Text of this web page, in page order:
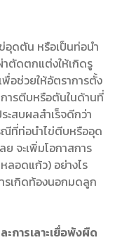
อุดตัน หรือเป็นท่อนำ
ตัดตกแต่งให้เกิดรู
อช่วยให้อัตราการตั้ง
ารตีบหรือตันในด้านที่
ะสบผลสำเร็จดีกว่า
ที่ท่อนำไข่ตีบหรืออุด
จะเพิ่มโอกาสการ
ลอดแก้ว) อย่างไร
รเกิดท้องนอกมดลูก
การเลาะเยื่อพังผืด